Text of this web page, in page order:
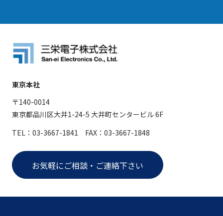
東京本社
〒140-0014
東京都品川区大井1-24-5 大井町センタービル 6F
TEL：03-3667-1841 FAX：03-3667-1848
お気軽にご相談・ご連絡下さい